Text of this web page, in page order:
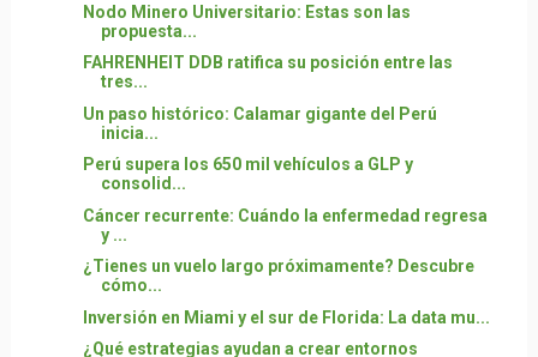
Nodo Minero Universitario: Estas son las
propuesta...
FAHRENHEIT DDB ratifica su posición entre las
tres...
Un paso histórico: Calamar gigante del Perú
inicia...
Perú supera los 650 mil vehículos a GLP y
consolid...
Cáncer recurrente: Cuándo la enfermedad regresa
y ...
¿Tienes un vuelo largo próximamente? Descubre
cómo...
Inversión en Miami y el sur de Florida: La data mu...
¿Qué estrategias ayudan a crear entornos